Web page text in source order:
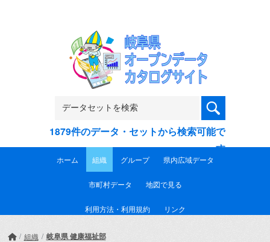
1879件のデータ・セットから検索可能で
す
ホーム 組織 グループ 県内広域データ
市町村データ 地図で見る
利用方法・利用規約 リンク
組織 岐阜県 健康福祉部